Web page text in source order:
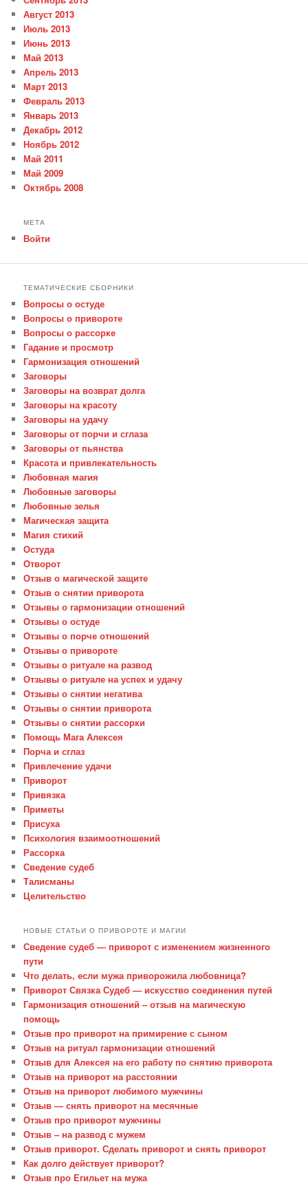
Август 2013
Июль 2013
Июнь 2013
Май 2013
Апрель 2013
Март 2013
Февраль 2013
Январь 2013
Декабрь 2012
Ноябрь 2012
Май 2011
Май 2009
Октябрь 2008
МЕТА
Войти
ТЕМАТИЧЕСКИЕ СБОРНИКИ
Вопросы о остуде
Вопросы о привороте
Вопросы о рассорке
Гадание и просмотр
Гармонизация отношений
Заговоры
Заговоры на возврат долга
Заговоры на красоту
Заговоры на удачу
Заговоры от порчи и сглаза
Заговоры от пьянства
Красота и привлекательность
Любовная магия
Любовные заговоры
Любовные зелья
Магическая защита
Магия стихий
Остуда
Отворот
Отзыв о магической защите
Отзыв о снятии приворота
Отзывы о гармонизации отношений
Отзывы о остуде
Отзывы о порче отношений
Отзывы о привороте
Отзывы о ритуале на развод
Отзывы о ритуале на успех и удачу
Отзывы о снятии негатива
Отзывы о снятии приворота
Отзывы о снятии рассорки
Помощь Мага Алексея
Порча и сглаз
Привлечение удачи
Приворот
Привязка
Приметы
Присуха
Психология взаимоотношений
Рассорка
Сведение судеб
Талисманы
Целительство
НОВЫЕ СТАТЬИ О ПРИВОРОТЕ И МАГИИ
Сведение судеб — приворот с изменением жизненного
пути
Что делать, если мужа приворожила любовница?
Приворот Связка Судеб — искусство соединения путей
Гармонизация отношений – отзыв на магическую
помощь
Отзыв про приворот на примирение с сыном
Отзыв на ритуал гармонизации отношений
Отзыв для Алексея на его работу по снятию приворота
Отзыв на приворот на расстоянии
Отзыв на приворот любимого мужчины
Отзыв — снять приворот на месячные
Отзыв про приворот мужчины
Отзыв – на развод с мужем
Отзыв приворот. Сделать приворот и снять приворот
Как долго действует приворот?
Отзыв про Егильет на мужа